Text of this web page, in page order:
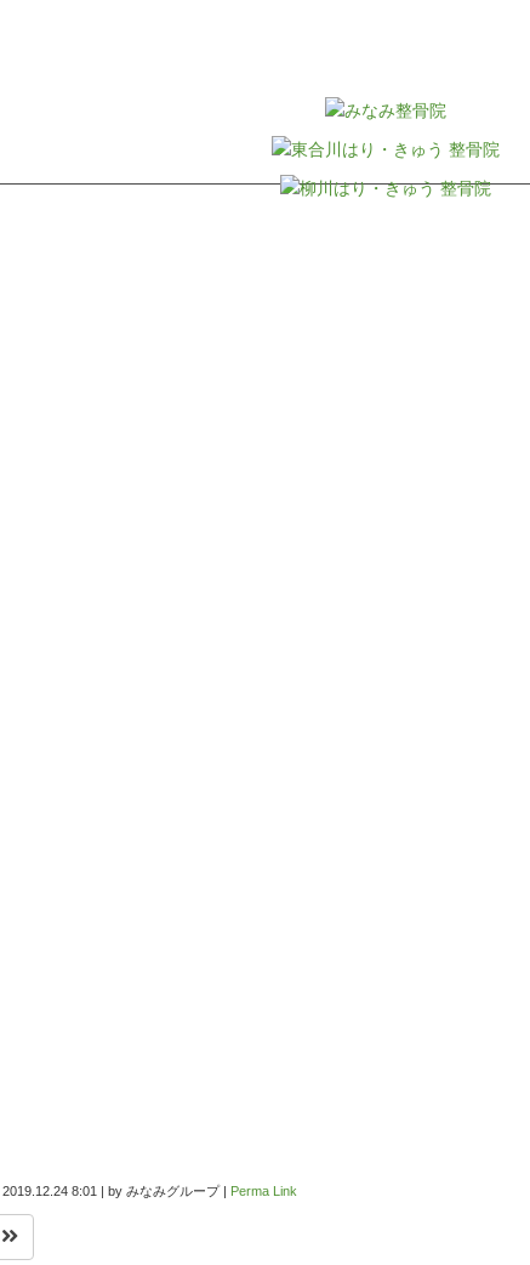
2019.12.24 8:01 | by みなみグループ| Perma Link